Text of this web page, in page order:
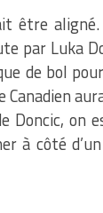
être
par Luka
de bol
Doncic, on
à côté